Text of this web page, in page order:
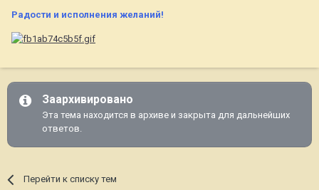
Радости и исполнения желаний!
Заархивировано
Эта тема находится в архиве и закрыта для дальнейших
ответов.
Перейти к списку тем